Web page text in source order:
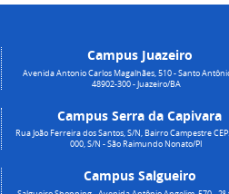
Campus Juazeiro
Avenida Antonio Carlos Magalhães, 510 - Santo
48902-300 - Juazeiro/BA
Campus Serra da Capivara
Rua João Ferreira dos Santos, S/N, Bairro Campestre
000, S/N - São Raimundo Nonato/PI
Campus Salgueiro